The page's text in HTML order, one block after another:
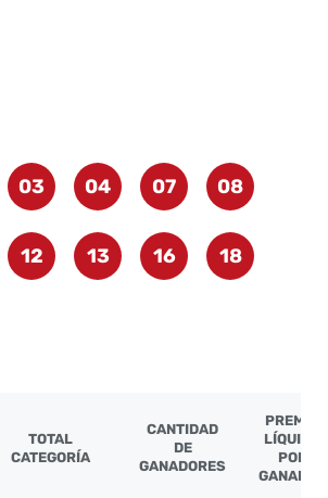
03 04 07 08
12 13 16 18
TOTAL
CATEGORÍA
CANTIDAD
DE
GANADORES
PREMIO
LÍQUIDO
POR
GANADOR